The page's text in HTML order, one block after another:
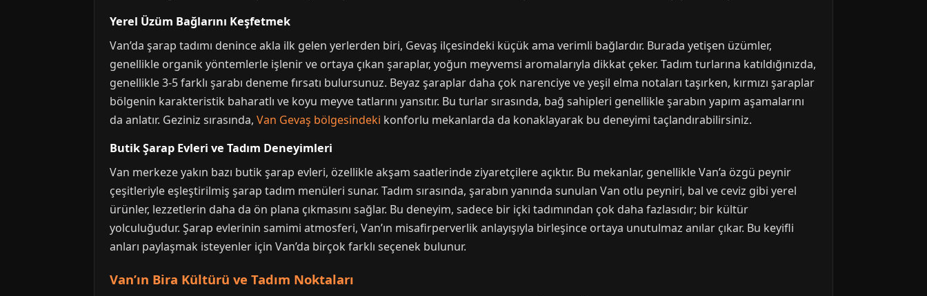
Yerel Üzüm Bağlarını Keşfetmek
Van’da şarap tadımı denince akla ilk gelen yerlerden biri, Gevaş ilçesindeki küçük ama verimli bağlardır. Burada yetişen üzümler,
genellikle organik yöntemlerle işlenir ve ortaya çıkan şaraplar, yoğun meyvemsi aromalarıyla dikkat çeker. Tadım turlarına katıldığınızda,
genellikle 3-5 farklı şarabı deneme fırsatı bulursunuz. Beyaz şaraplar daha çok narenciye ve yeşil elma notaları taşırken, kırmızı şaraplar
bölgenin karakteristik baharatlı ve koyu meyve tatlarını yansıtır. Bu turlar sırasında, bağ sahipleri genellikle şarabın yapım aşamalarını
da anlatır. Geziniz sırasında, Van Gevaş bölgesindeki konforlu mekanlarda da konaklayarak bu deneyimi taçlandırabilirsiniz.
Butik Şarap Evleri ve Tadım Deneyimleri
Van merkeze yakın bazı butik şarap evleri, özellikle akşam saatlerinde ziyaretçilere açıktır. Bu mekanlar, genellikle Van’a özgü peynir
çeşitleriyle eşleştirilmiş şarap tadım menüleri sunar. Tadım sırasında, şarabın yanında sunulan Van otlu peyniri, bal ve ceviz gibi yerel
ürünler, lezzetlerin daha da ön plana çıkmasını sağlar. Bu deneyim, sadece bir içki tadımından çok daha fazlasıdır; bir kültür
yolculuğudur. Şarap evlerinin samimi atmosferi, Van’ın misafirperverlik anlayışıyla birleşince ortaya unutulmaz anılar çıkar. Bu keyifli
anları paylaşmak isteyenler için Van’da birçok farklı seçenek bulunur.
Van’ın Bira Kültürü ve Tadım Noktaları